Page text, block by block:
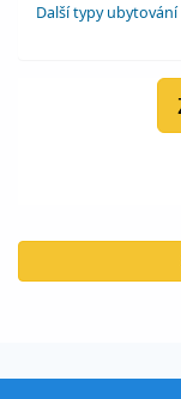
Další typy ubytování